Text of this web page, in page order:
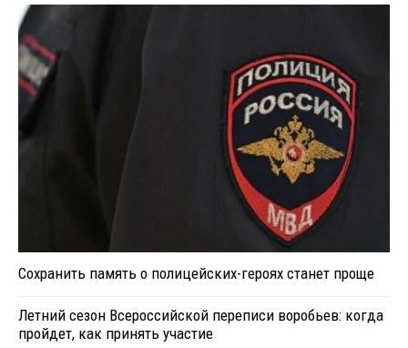
Сохранить память о полицейских-героях станет проще
Летний сезон Всероссийской переписи воробьев: когда
пройдет, как принять участие